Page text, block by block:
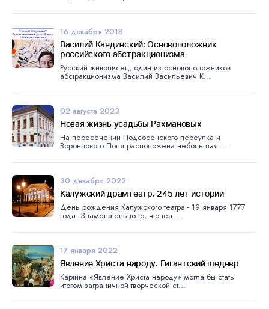
16 декабря 2018
Василий Кандинский: Основоположник
российского абстракционизма
Русский живописец, один из основоположников
абстракционизма Василий Васильевич К...
02 августа 2023
Новая жизнь усадьбы Рахмановых
На пересечении Подсосенского переулка и
Воронцового Поля расположена небольшая ...
30 декабря 2022
Калужский драмтеатр. 245 лет истории
День рождения Калужского театра - 19 января 1777
года. Знаменательно то, что теа...
17 января 2022
Явление Христа народу. Гигантский шедевр
Картина «Явление Христа народу» могла бы стать
итогом заграничной творческой ст...